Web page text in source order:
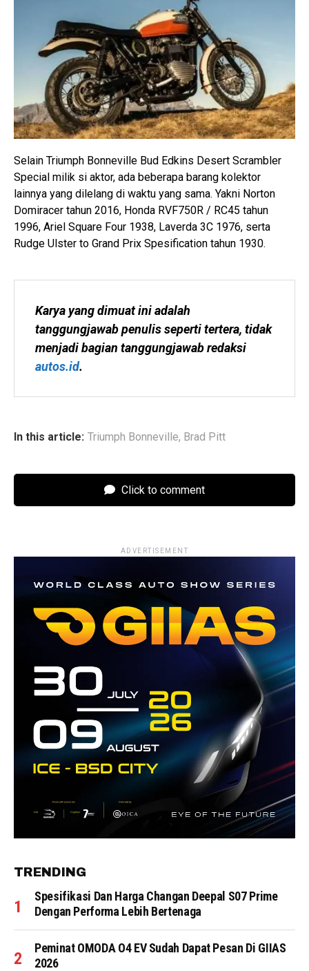
Selain Triumph Bonneville Bud Edkins Desert Scrambler
Special milik si aktor, ada beberapa barang kolektor
lainnya yang dilelang di waktu yang sama. Yakni Norton
Domiracer tahun 2016, Honda RVF750R / RC45 tahun
1996, Ariel Square Four 1938, Laverda 3C 1976, serta
Rudge Ulster to Grand Prix Spesification tahun 1930.
Karya yang dimuat ini adalah
tanggungjawab penulis seperti tertera, tidak
autos.id.
In this article: Triumph Bonneville, Brad Pitt
Click to comment
ADVERTISEMENT
TRENDING
Spesifikasi Dan Harga Changan Deepal S07 Prime
Dengan Performa Lebih Bertenaga
Peminat OMODA O4 EV Sudah Dapat Pesan Di GIIAS
2026